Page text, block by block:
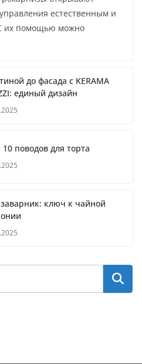
естественным и
их помощью можно
до фасада с KERAMA
единый дизайн
10 поводов для торта
ключ к чайной